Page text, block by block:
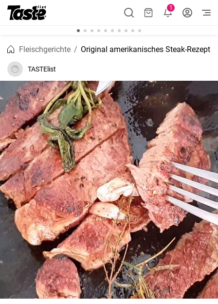
1
Fleischgerichte Original amerikanisches Steak-Rezept
TASTElist